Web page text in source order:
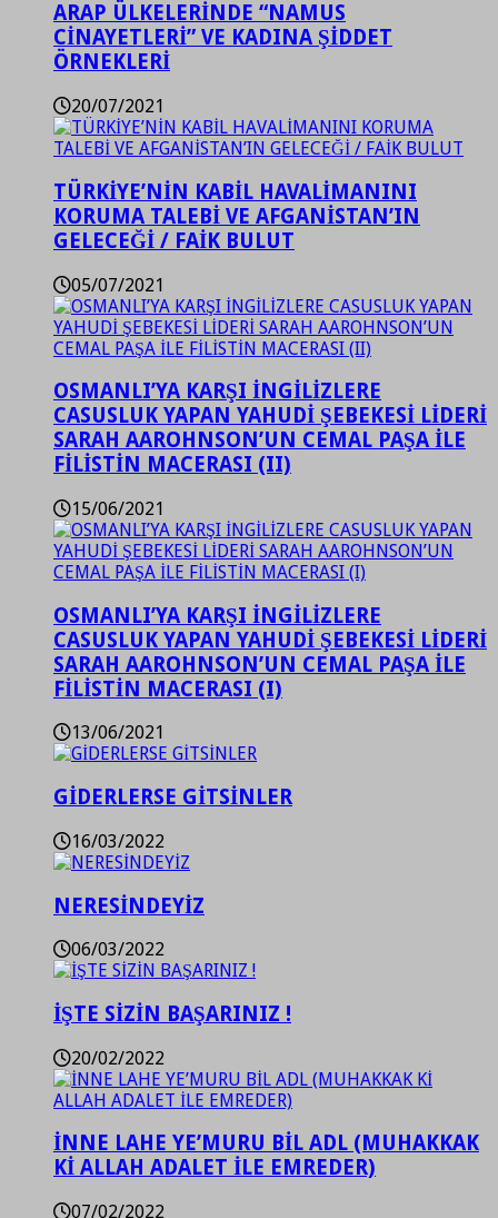
ARAP ÜLKELERİNDE “NAMUS
CİNAYETLERİ” VE KADINA ŞİDDET
ÖRNEKLERİ
20/07/2021
TÜRKİYE’NİN KABİL HAVALİMANINI
KORUMA TALEBİ VE AFGANİSTAN’IN
GELECEĞİ / FAİK BULUT
05/07/2021
OSMANLI’YA KARŞI İNGİLİZLERE
CASUSLUK YAPAN YAHUDİ ŞEBEKESİ LİDERİ
SARAH AAROHNSON’UN CEMAL PAŞA İLE
FİLİSTİN MACERASI (II)
15/06/2021
OSMANLI’YA KARŞI İNGİLİZLERE
CASUSLUK YAPAN YAHUDİ ŞEBEKESİ LİDERİ
SARAH AAROHNSON’UN CEMAL PAŞA İLE
FİLİSTİN MACERASI (I)
13/06/2021
GİDERLERSE GİTSİNLER
16/03/2022
NERESİNDEYİZ
06/03/2022
İŞTE SİZİN BAŞARINIZ !
20/02/2022
İNNE LAHE YE’MURU BİL ADL (MUHAKKAK
Kİ ALLAH ADALET İLE EMREDER)
07/02/2022